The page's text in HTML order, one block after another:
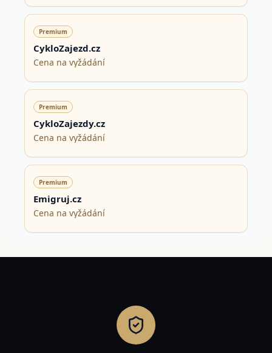
Premium
CykloZajezd.cz
Cena na vyžádání
Premium
CykloZajezdy.cz
Cena na vyžádání
Premium
Emigruj.cz
Cena na vyžádání